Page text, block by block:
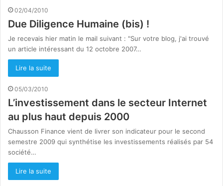
02/04/2010
Due Diligence Humaine (bis) !
Je recevais hier matin le mail suivant : "Sur votre blog, j'ai trouvé
un article intéressant du 12 octobre 2007…
Lire la suite
05/03/2010
L’investissement dans le secteur Internet
au plus haut depuis 2000
Chausson Finance vient de livrer son indicateur pour le second
semestre 2009 qui synthétise les investissements réalisés par 54
société…
Lire la suite